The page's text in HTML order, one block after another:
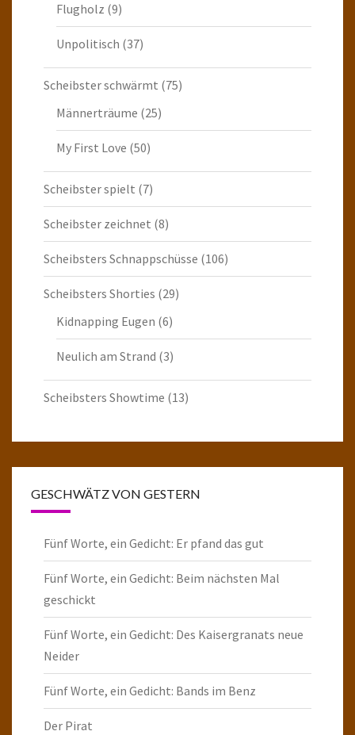
Flugholz (9)
Unpolitisch (37)
Scheibster schwärmt (75)
Männerträume (25)
My First Love (50)
Scheibster spielt (7)
Scheibster zeichnet (8)
Scheibsters Schnappschüsse (106)
Scheibsters Shorties (29)
Kidnapping Eugen (6)
Neulich am Strand (3)
Scheibsters Showtime (13)
GESCHWÄTZ VON GESTERN
Fünf Worte, ein Gedicht: Er pfand das gut
Fünf Worte, ein Gedicht: Beim nächsten Mal
geschickt
Fünf Worte, ein Gedicht: Des Kaisergranats neue
Neider
Fünf Worte, ein Gedicht: Bands im Benz
Der Pirat